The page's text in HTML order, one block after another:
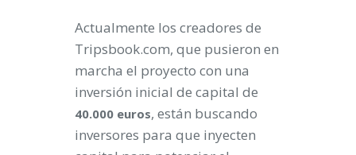
Actualmente los creadores de
Tripsbook.com, que pusieron en
marcha el proyecto con una
inversión inicial de capital de
40.000 euros, están buscando
inversores para que inyecten